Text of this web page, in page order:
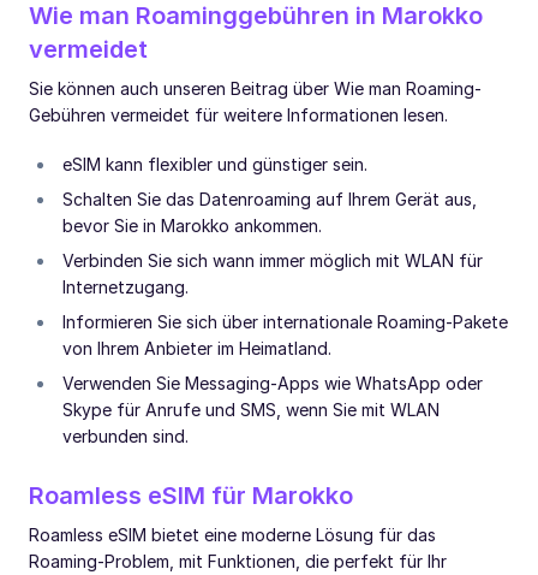
Wie man Roaminggebühren in Marokko
vermeidet
Sie können auch unseren Beitrag über Wie man Roaming-
Gebühren vermeidet für weitere Informationen lesen.
eSIM kann flexibler und günstiger sein.
Schalten Sie das Datenroaming auf Ihrem Gerät aus,
bevor Sie in Marokko ankommen.
Verbinden Sie sich wann immer möglich mit WLAN für
Internetzugang.
Informieren Sie sich über internationale Roaming-Pakete
von Ihrem Anbieter im Heimatland.
Verwenden Sie Messaging-Apps wie WhatsApp oder
Skype für Anrufe und SMS, wenn Sie mit WLAN
verbunden sind.
Roamless eSIM für Marokko
Roamless eSIM bietet eine moderne Lösung für das
Roaming-Problem, mit Funktionen, die perfekt für Ihr